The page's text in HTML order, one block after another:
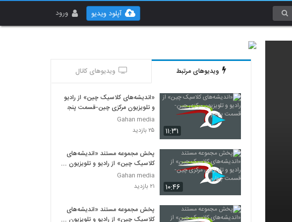
ورود آپلود ویدیو
ویدیوهای مرتبط ویدیوهای کانال
۱۱:۳۱
«اندیشه‌های کلاسیک چین» از رادیو
و تلویزیون مرکزی چین-قسمت پنجم
Gahan media
۲۵ بازدید
۱۰:۴۶
پخش مجموعه مستند «اندیشه‌های
کلاسیک چین» از رادیو و تلویزیون
مرکزی چین-قسمت چهارم
Gahan media
۲۱ بازدید
پخش مجموعه مستند «اندیشه‌های
کلاسیک چین» از رادیو و تلویزیون